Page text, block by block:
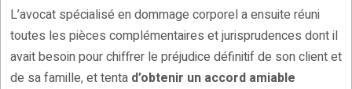
L’avocat spécialisé en dommage corporel a ensuite réuni
toutes les pièces complémentaires et jurisprudences dont il
avait besoin pour chiffrer le préjudice définitif de son client et
de sa famille, et tenta d’obtenir un accord amiable